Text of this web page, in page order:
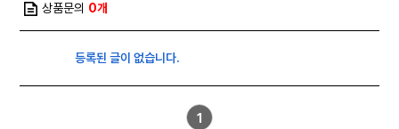
상품문의 0개
등록된 글이 없습니다.
1